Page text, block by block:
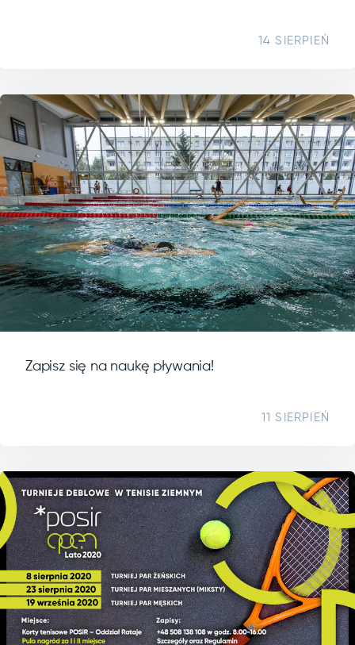
14 SIERPIEŃ
Zapisz się na naukę pływania!
11 SIERPIEŃ